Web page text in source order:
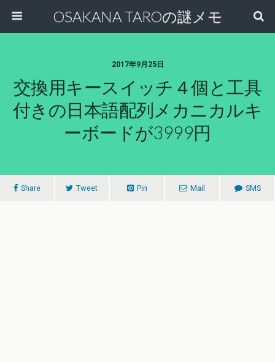
OSAKANA TAROの謎メモ
2017年9月25日
交換用キースイッチ４個と工具
付きの日本語配列メカニカルキ
ーボードが3999円
Share Tweet Pin Mail SMS